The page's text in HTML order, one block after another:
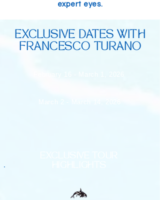
expert eyes.
EXCLUSIVE DATES WITH
FRANCESCO TURANO